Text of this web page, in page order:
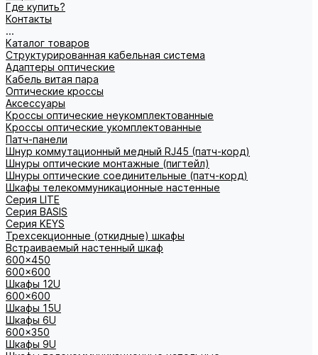
Где купить?
Контакты
...
Каталог товаров
Структурированная кабельная система
Адаптеры оптические
Кабель витая пара
Оптические кроссы
Аксессуары
Кроссы оптические неукомплектованные
Кроссы оптические укомплектованные
Патч-панели
Шнур коммутационный медный RJ45 (патч-корд)
Шнуры оптические монтажные (пигтейл)
Шнуры оптические соединительные (патч-корд)
Шкафы телекоммуникационные настенные
Cерия LITE
Cерия BASIS
Cерия KEYS
Трехсекционные (откидные) шкафы
Встраиваемый настенный шкаф
600x450
600x600
Шкафы 12U
600x600
Шкафы 15U
Шкафы 6U
600x350
Шкафы 9U